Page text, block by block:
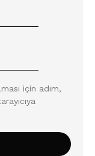
için adım,